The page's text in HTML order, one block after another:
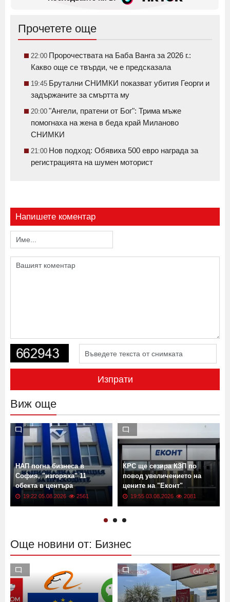
Прочетете още
22:00 Пророчествата на Баба Ванга за 2026 г.:
Какво още се твърди, че е предсказала
19:45 Брутални СНИМКИ показват убития Георги и
задържаните за смъртта му
20:00 "Ангели, пратени от Бог": Трима мъже
помогнаха на жена в беда край Миланово
СНИМКИ
21:00 Нов подход: Обявиха 500 евро награда за
регистрацията на шумен моторист
Напишете коментар
Изпрати
Виж още
НАП погна бизнеса в
София, "изгоряха" 11
обекта в центъра
19:22 05.08.2026 2561
КРС ще сезира КЗП по
повод увеличението на
цените на "Еконт"
19:55 03.08.2026 2081
Още новини от: Бизнес